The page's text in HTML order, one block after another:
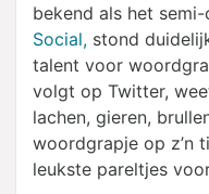
bekend als het
Social, stond
talent voor
volgt op Twitter,
lachen, gieren,
woordgrapje op z’n
leukste pareltjes